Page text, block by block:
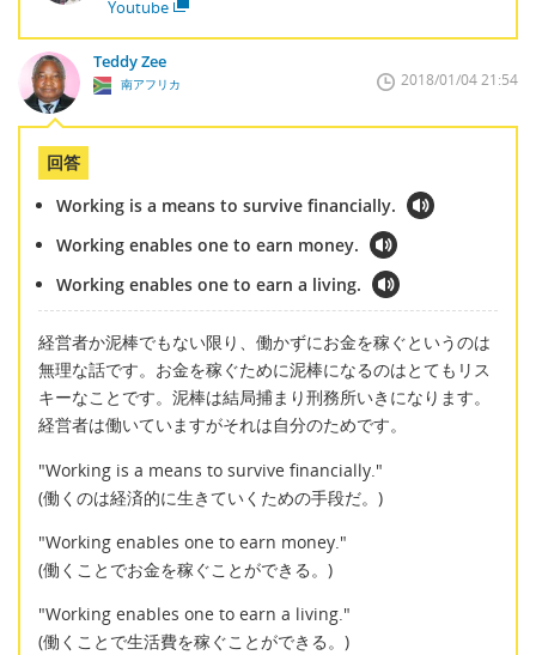
Youtube
Teddy Zee
南アフリカ 2018/01/04 21:54
回答
Working is a means to survive financially.
Working enables one to earn money.
Working enables one to earn a living.
経営者か泥棒でもない限り、働かずにお金を稼ぐというのは
無理な話です。お金を稼ぐために泥棒になるのはとてもリス
キーなことです。泥棒は結局捕まり刑務所いきになります。
経営者は働いていますがそれは自分のためです。
"Working is a means to survive financially."
(働くのは経済的に生きていくための手段だ。)
"Working enables one to earn money."
(働くことでお金を稼ぐことができる。)
"Working enables one to earn a living."
(働くことで生活費を稼ぐことができる。)